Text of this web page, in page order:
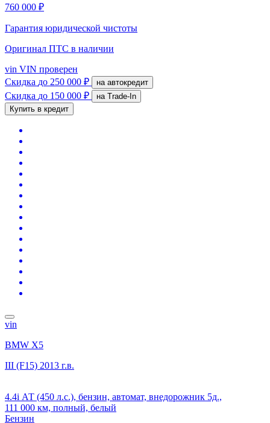
760 000 ₽
Гарантия юридической чистоты
Оригинал ПТС в наличии
vin VIN проверен
Скидка до 250 000 ₽ на автокредит
Скидка до 150 000 ₽
на Trade-In
Купить в кредит
vin
BMW X5
III (F15) 2013 г.в.
4.4i АТ (450 л.с.), бензин, автомат, внедорожник 5д.,
111 000 км, полный, белый
Бензин